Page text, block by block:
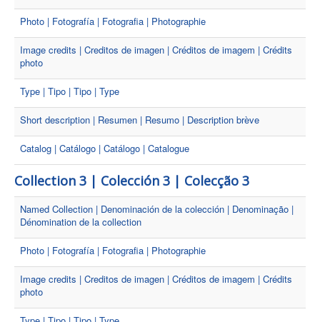
Photo | Fotografía | Fotografia | Photographie
Image credits | Creditos de imagen | Créditos de imagem | Crédits
photo
Type | Tipo | Tipo | Type
Short description | Resumen | Resumo | Description brève
Catalog | Catálogo | Catálogo | Catalogue
Collection 3 | Colección 3 | Colecção 3
Named Collection | Denominación de la colección | Denominação |
Dénomination de la collection
Photo | Fotografía | Fotografia | Photographie
Image credits | Creditos de imagen | Créditos de imagem | Crédits
photo